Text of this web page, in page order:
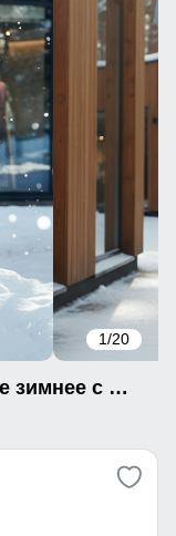
1/20
Пальто утепленное стеганное зимнее с капюшоном женское голубого цвета 9601Gl